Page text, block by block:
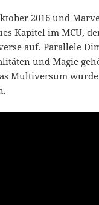
2016 und
Kapitel im MCU,
auf. Parallele
und Magie
Multiversum wurde